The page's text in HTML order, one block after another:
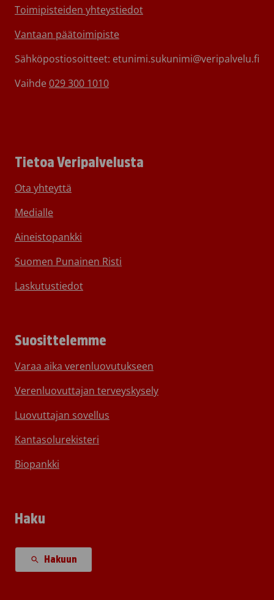
Toimipisteiden yhteystiedot
Vantaan päätoimipiste
Sähköpostiosoitteet: etunimi.sukunimi@veripalvelu.fi
Vaihde 029 300 1010
Tietoa Veripalvelusta
Ota yhteyttä
Medialle
Aineistopankki
Suomen Punainen Risti
Laskutustiedot
Suosittelemme
Varaa aika verenluovutukseen
Verenluovuttajan terveyskysely
Luovuttajan sovellus
Kantasolurekisteri
Biopankki
Haku
Hakuun